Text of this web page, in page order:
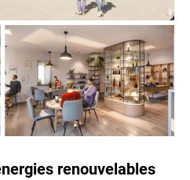
renouvelables